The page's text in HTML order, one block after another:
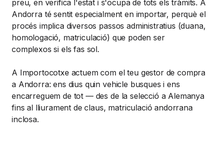
preu, en verifica l'estat i s'ocupa de tots els tràmits. A
Andorra té sentit especialment en importar, perquè el
procés implica diversos passos administratius (duana,
homologació, matriculació) que poden ser
complexos si els fas sol.
A Importocotxe actuem com el teu gestor de compra
a Andorra: ens dius quin vehicle busques i ens
encarreguem de tot — des de la selecció a Alemanya
fins al lliurament de claus, matriculació andorrana
inclosa.